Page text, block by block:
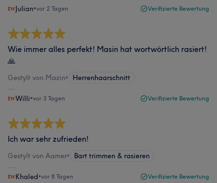
Julian•vor 2 Tagen Verifizierte Bewertung
Wie immer alles perfekt! Masin hat wortwörtlich rasiert!
🙏
Gestylt von Mazin• Herrenhaarschnitt
Willi•vor 3 Tagen Verifizierte Bewertung
Ich war sehr zufrieden!
Gestylt von Aamer• Bart trimmen & rasieren
Khaled•vor 8 Tagen Verifizierte Bewertung